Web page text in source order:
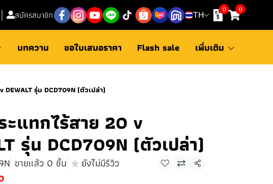
สมัครสมาชิก TH
0 0
บทความ ขอใบเสนอราคา Flash sale เพิ่มเติม
รุ่น DCD709N (ตัวเปล่า)
ะแทกไร้สาย 20 v
รุ่น DCD709N (ตัวเปล่า)
ขายแล้ว 0 ชิ้น ยังไม่มีรีวิว
แชร์